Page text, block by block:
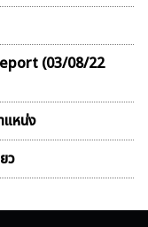
(03/08/22
แหน่ง
ว